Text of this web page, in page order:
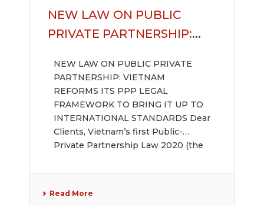
NEW LAW ON PUBLIC
PRIVATE PARTNERSHIP:
PPP LEGAL FRAMEWORK
TO BRING IT UP TO
INTERNATIONAL
STANDARDS
NEW LAW ON PUBLIC PRIVATE
PARTNERSHIP: VIETNAM
REFORMS ITS PPP LEGAL
FRAMEWORK TO BRING IT UP TO
INTERNATIONAL STANDARDS Dear
Clients, Vietnam’s first Public-
Private Partnership Law 2020 (the
Read More